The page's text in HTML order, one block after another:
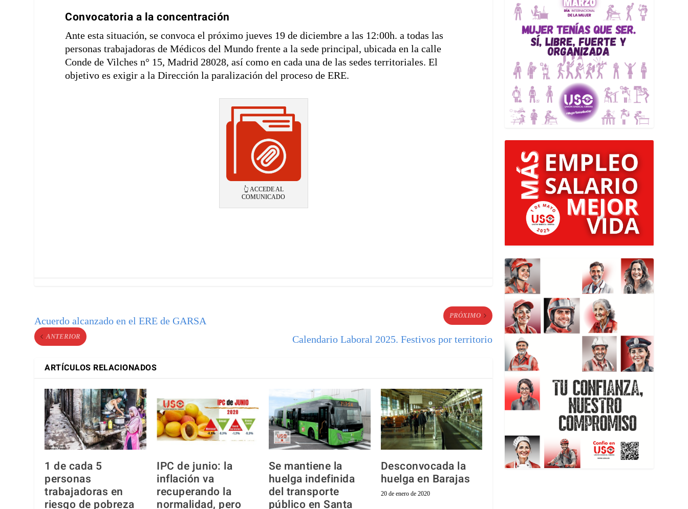
Convocatoria a la concentración
Ante esta situación, se convoca el próximo jueves 19 de diciembre a las 12:00h. a todas las
personas trabajadoras de Médicos del Mundo frente a la sede principal, ubicada en la calle
Conde de Vilches n° 15, Madrid 28028, así como en cada una de las sedes territoriales. El
objetivo es exigir a la Dirección la paralización del proceso de ERE.
👆 ACCEDE AL
COMUNICADO
Acuerdo alcanzado en el ERE de GARSA
ANTERIOR
PRÓXIMO
Calendario Laboral 2025. Festivos por territorio
ARTÍCULOS RELACIONADOS
1 de cada 5
personas
trabajadoras en
riesgo de pobreza
IPC de junio: la
inflación va
recuperando la
normalidad, pero
Se mantiene la
huelga indefinida
del transporte
público en Santa
Desconvocada la
huelga en Barajas
20 de enero de 2020